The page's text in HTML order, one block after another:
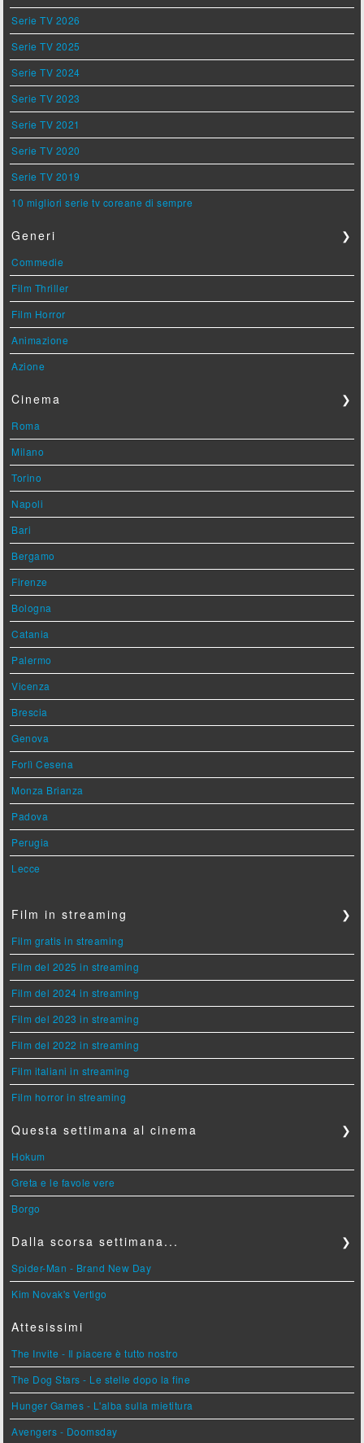
Serie TV 2026
Serie TV 2025
Serie TV 2024
Serie TV 2023
Serie TV 2021
Serie TV 2020
Serie TV 2019
10 migliori serie tv coreane di sempre
Generi ❯
Commedie
Film Thriller
Film Horror
Animazione
Azione
Cinema ❯
Roma
Milano
Torino
Napoli
Bari
Bergamo
Firenze
Bologna
Catania
Palermo
Vicenza
Brescia
Genova
Forlì Cesena
Monza Brianza
Padova
Perugia
Lecce
Film in streaming ❯
Film gratis in streaming
Film del 2025 in streaming
Film del 2024 in streaming
Film del 2023 in streaming
Film del 2022 in streaming
Film italiani in streaming
Film horror in streaming
Questa settimana al cinema ❯
Hokum
Greta e le favole vere
Borgo
Dalla scorsa settimana... ❯
Spider-Man - Brand New Day
Kim Novak's Vertigo
Attesissimi
The Invite - Il piacere è tutto nostro
The Dog Stars - Le stelle dopo la fine
Hunger Games - L'alba sulla mietitura
Avengers - Doomsday